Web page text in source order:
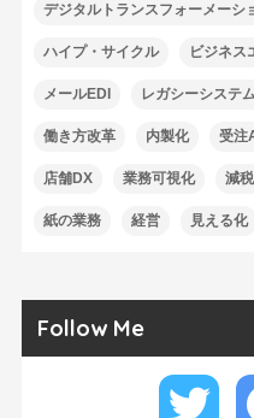
デジタルトランスフォーメーシ
ハイプ・サイクル ビジネス
メールEDI レガシーシステ
働き方改革 内製化 受注
店舗DX 業務可視化 減税
紙の業務 経営 見える化
Follow Me